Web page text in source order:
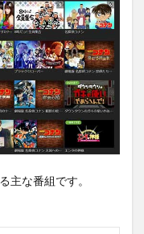
主な番組です。